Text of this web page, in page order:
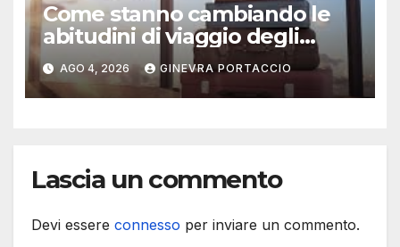
Come stanno cambiando le
abitudini di viaggio degli
italiani
AGO 4, 2026 GINEVRA PORTACCIO
Lascia un commento
Devi essere connesso per inviare un commento.